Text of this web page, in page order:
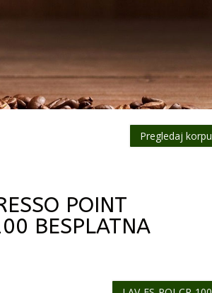
Pregledaj korpu
POINT
BESPLATNA